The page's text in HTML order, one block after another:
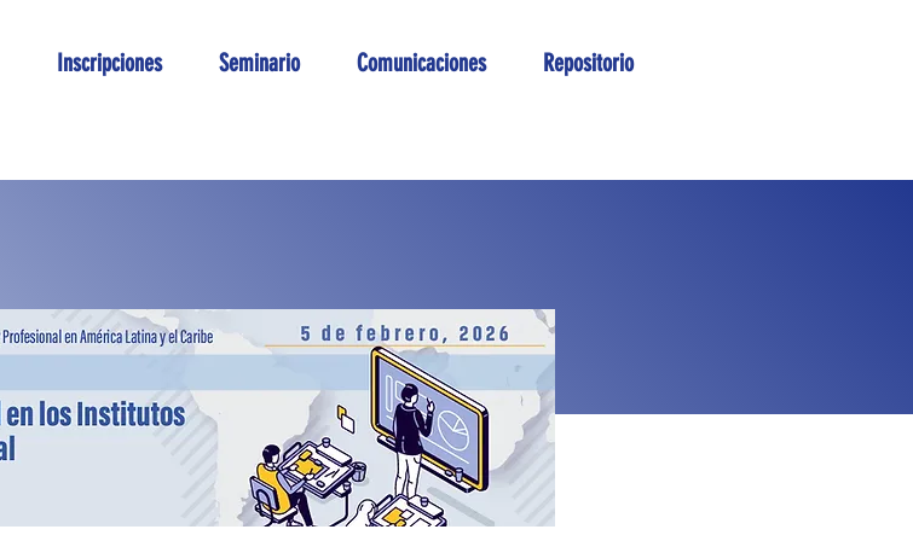
Inscripciones Seminario Comunicaciones Repositorio